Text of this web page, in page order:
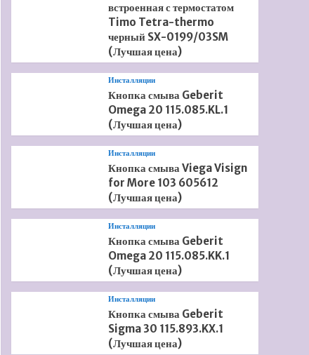
встроенная с термостатом
Timo Tetra-thermo
черный SX-0199/03SM
(Лучшая цена)
Инсталляции
Кнопка смыва Geberit
Omega 20 115.085.KL.1
(Лучшая цена)
Инсталляции
Кнопка смыва Viega Visign
for More 103 605612
(Лучшая цена)
Инсталляции
Кнопка смыва Geberit
Omega 20 115.085.KK.1
(Лучшая цена)
Инсталляции
Кнопка смыва Geberit
Sigma 30 115.893.KX.1
(Лучшая цена)